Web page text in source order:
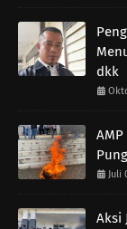
dkk
AMP
Juli
Aksi